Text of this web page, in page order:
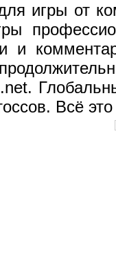
игры от
и
Всё